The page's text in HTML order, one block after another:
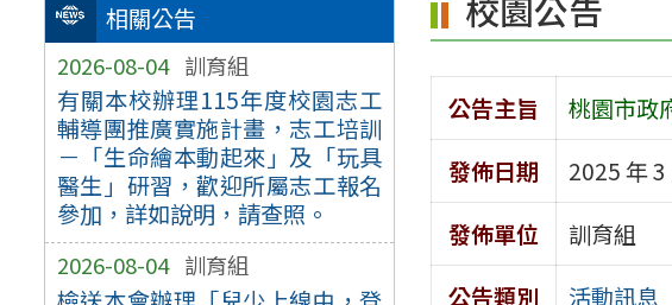
相關公告
2026-08-04 訓育組
有關本校辦理115年度校園志工
輔導團推廣實施計畫，志工培訓
－「生命繪本動起來」及「玩具
醫生」研習，歡迎所屬志工報名
參加，詳如說明，請查照。
2026-08-04 訓育組
校園公告
公告主旨
桃園市政
發佈日期
2025 年 3
發佈單位
訓育組
公告類別
活動訊息